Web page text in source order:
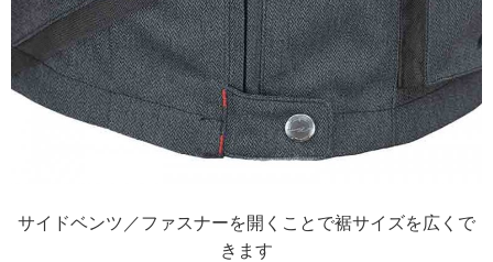
サイドベンツ／ファスナーを開くことで裾サイズを広くで
きます